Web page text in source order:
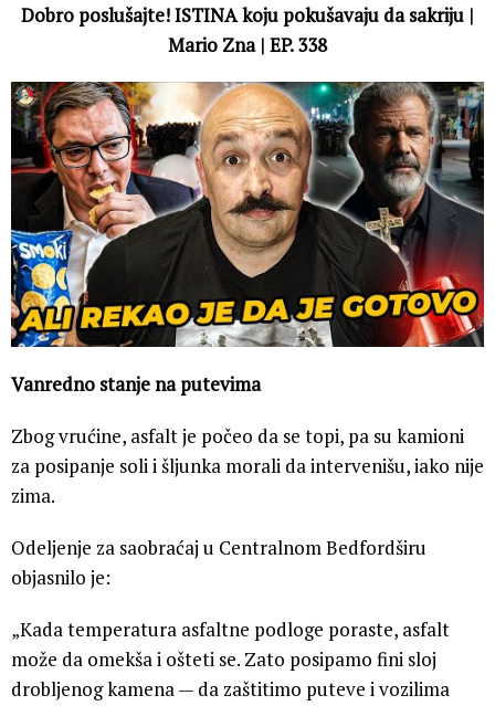
Dobro poslušajte! ISTINA koju pokušavaju da sakriju |
Mario Zna | EP. 338
Vanredno stanje na putevima
Zbog vrućine, asfalt je počeo da se topi, pa su kamioni
za posipanje soli i šljunka morali da intervenišu, iako nije
zima.
Odeljenje za saobraćaj u Centralnom Bedfordširu
objasnilo je:
„Kada temperatura asfaltne podloge poraste, asfalt
može da omekša i ošteti se. Zato posipamo fini sloj
drobljenog kamena — da zaštitimo puteve i vozilima